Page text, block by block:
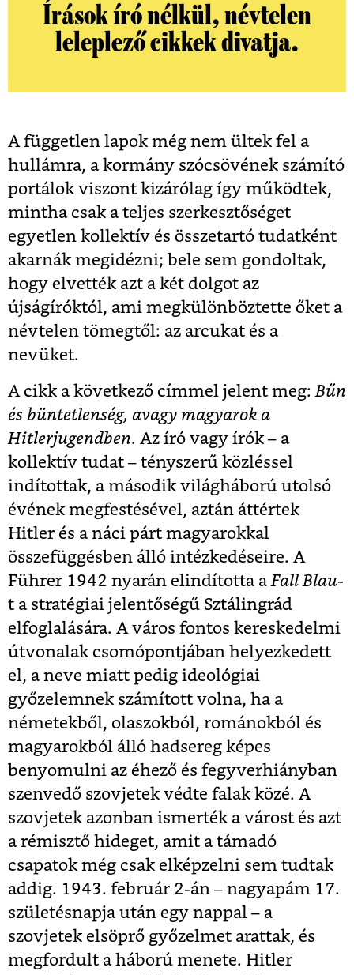
Írások író nélkül, névtelen
leleplező cikkek divatja.
A független lapok még nem ültek fel a
hullámra, a kormány szócsövének számító
portálok viszont kizárólag így működtek,
mintha csak a teljes szerkesztőséget
egyetlen kollektív és összetartó tudatként
akarnák megidézni; bele sem gondoltak,
hogy elvették azt a két dolgot az
újságíróktól, ami megkülönböztette őket a
névtelen tömegtől: az arcukat és a
nevüket.
A cikk a következő címmel jelent meg: Bűn
és büntetlenség, avagy magyarok a
Hitlerjugendben. Az író vagy írók – a
kollektív tudat – tényszerű közléssel
indítottak, a második világháború utolsó
évének megfestésével, aztán áttértek
Hitler és a náci párt magyarokkal
összefüggésben álló intézkedéseire. A
Führer 1942 nyarán elindította aFall Blau-
t a stratégiai jelentőségű Sztálingrád
elfoglalására. A város fontos kereskedelmi
útvonalak csomópontjában helyezkedett
el, a neve miatt pedig ideológiai
győzelemnek számított volna, ha a
németekből, olaszokból, románokból és
magyarokból álló hadsereg képes
benyomulni az éhező és fegyverhiányban
szenvedő szovjetek védte falak közé. A
szovjetek azonban ismerték a várost és azt
a rémisztő hideget, amit a támadó
csapatok még csak elképzelni sem tudtak
addig. 1943. február 2-án – nagyapám 17.
születésnapja után egy nappal – a
szovjetek elsöprő győzelmet arattak, és
megfordult a háború menete. Hitler